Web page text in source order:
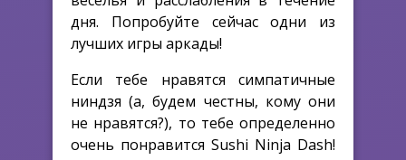
дня. Попробуйте сейчас одни из
лучших игры аркады!
Если тебе нравятся симпатичные
ниндзя (а, будем честны, кому они
не нравятся?), то тебе определенно
очень понравится Sushi Ninja Dash!